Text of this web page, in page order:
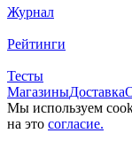
Журнал
Рейтинги
Тесты
МагазиныДоставка
Мы используем
на это согласие.